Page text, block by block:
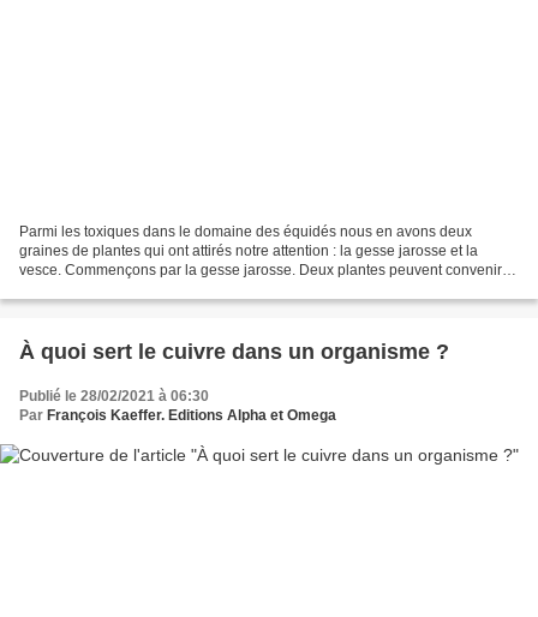
Parmi les toxiques dans le domaine des équidés nous en avons deux
graines de plantes qui ont attirés notre attention : la gesse jarosse et la
vesce. Commençons par la gesse jarosse. Deux plantes peuvent convenir
À quoi sert le cuivre dans un organisme ?
Publié le 28/02/2021 à 06:30
Par François Kaeffer. Editions Alpha et Omega